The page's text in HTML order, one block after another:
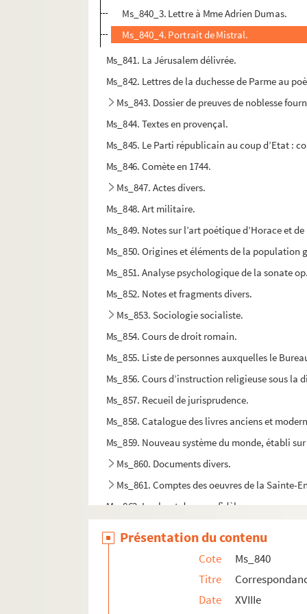
Ms_840_3. Lettre à Mme Adrien Dumas.
Ms_840_4. Portrait de Mistral.
Ms_841. La Jérusalem délivrée.
Ms_842. Lettres de la duchesse de Parme au
Ms_843. Dossier de preuves de noblesse
Ms_844. Textes en provençal.
Ms_845. Le Parti républicain au coup d’Etat :
Ms_846. Comète en 1744.
Ms_847. Actes divers.
Ms_848. Art militaire.
Ms_849. Notes sur l’art poétique d’Horace et
Ms_850. Origines et éléments de la population
Ms_851. Analyse psychologique de la sonate
Ms_852. Notes et fragments divers.
Ms_853. Sociologie socialiste.
Ms_854. Cours de droit romain.
Ms_855. Liste de personnes auxquelles le
Ms_856. Cours d’instruction religieuse sous la
Ms_857. Recueil de jurisprudence.
Ms_858. Catalogue des livres anciens et
Ms_859. Nouveau système du monde, établi
Ms_860. Documents divers.
Ms_861. Comptes des oeuvres de la Sainte-
Ms_862. Le chant du cœur fidèle.
Ms_864. Décoration de l'émail.
Présentation du contenu
Cote
Ms_840
Titre
Date
XVIIIe